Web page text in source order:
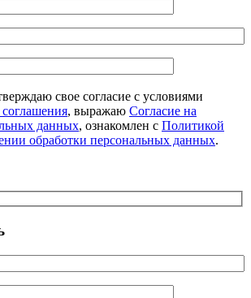
свое согласие с условиями
соглашения, выражаю Согласие на
данных, ознакомлен с Политикой
обработки персональных данных.